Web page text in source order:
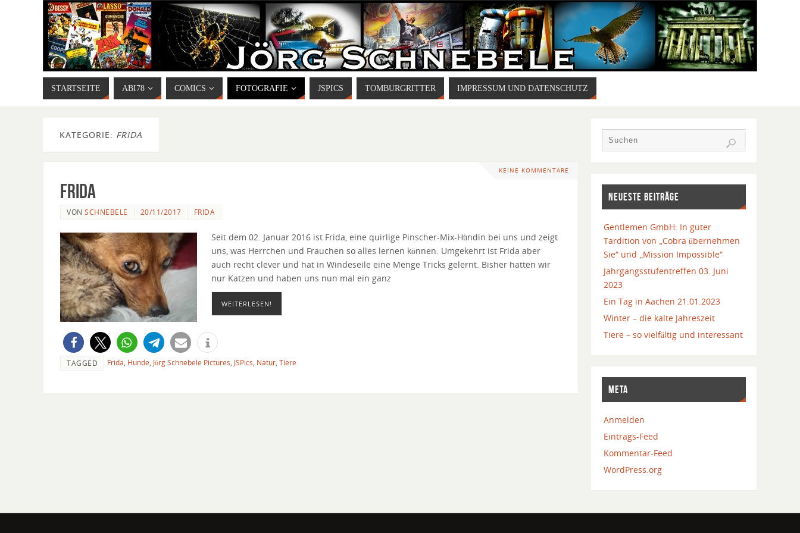
STARTSEITE ABI78 COMICS FOTOGRAFIE JSPICS TOMBURGRITTER IMPRESSUM UND DATENSCHUTZ
KATEGORIE: FRIDA
KEINE KOMMENTARE
Frida
VON SCHNEBELE 20/11/2017 FRIDA
Seit dem 02. Januar 2016 ist Frida, eine quirlige Pinscher-Mix-Hündin bei uns und zeigt
uns, was Herrchen und Frauchen so alles lernen können. Umgekehrt ist Frida aber
auch recht clever und hat in Windeseile eine Menge Tricks gelernt. Bisher hatten wir
nur Katzen und haben uns nun mal ein ganz
WEITERLESEN!
TAGGED Frida Hunde Jörg Schnebele Pictures JSPics Natur Tiere
NEUESTE BEITRÄGE
Gentlemen GmbH: In guter
Tardition von „Cobra übernehmen
Sie“ und „Mission Impossible“
Jahrgangsstufentreffen 03. Juni
2023
Ein Tag in Aachen 21.01.2023
Winter – die kalte Jahreszeit
Tiere – so vielfältig und interessant
META
Anmelden
Eintrags-Feed
Kommentar-Feed
WordPress.org